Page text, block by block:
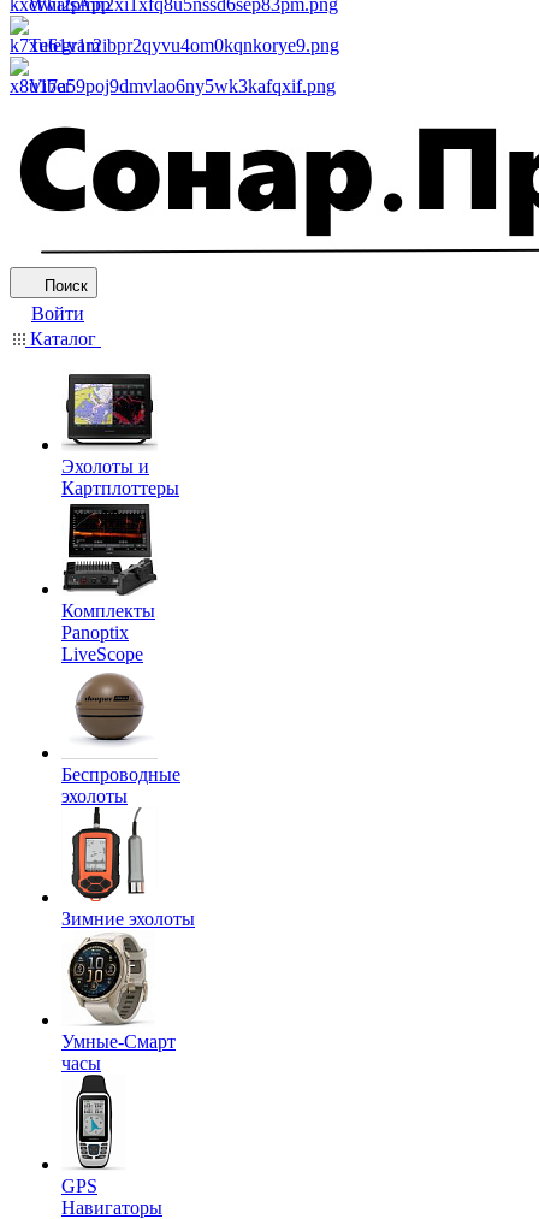
WhatsApp
Telegram
Viber
Поиск
Войти
Каталог
Эхолоты и
Картплоттеры
Комплекты
Panoptix
LiveScope
Беспроводные
эхолоты
Зимние эхолоты
Умные-Смарт
часы
GPS
Навигаторы